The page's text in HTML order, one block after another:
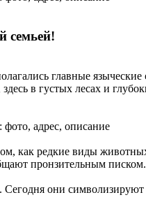
семьей!
главные
в густых лесах и
как редкие виды
пронзительным писком.
они